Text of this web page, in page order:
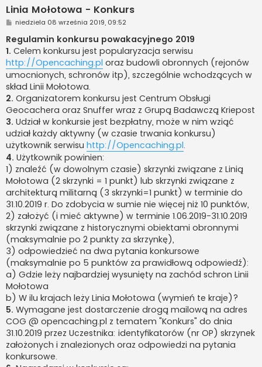
Linia Mołotowa - Konkurs
P
s
t
niedziela 08 września 2019, 09:52
Regulamin konkursu powakacyjnego 2019
1. Celem konkursu jest popularyzacja serwisu
http://Opencaching.pl oraz budowli obronnych (rejonów
umocnionych, schronów itp), szczególnie wchodzących w
skład Linii Mołotowa.
2. Organizatorem konkursu jest Centrum Obsługi
Geocachera oraz Snuffer wraz z Grupą Badawczą Kriepost
3. Udział w konkursie jest bezpłatny, może w nim wziąć
udział każdy aktywny (w czasie trwania konkursu)
użytkownik serwisu http://Opencaching.pl.
4. Użytkownik powinien:
1) znaleźć (w dowolnym czasie) skrzynki związane z Linią
Mołotowa (2 skrzynki = 1 punkt) lub skrzynki związane z
architekturą militarną (3 skrzynki=1 punkt) w terminie do
31.10.2019 r. Do zdobycia w sumie nie więcej niż 10 punktów,
2) założyć (i mieć aktywne) w terminie 1.06.2019-31.10.2019
skrzynki związane z historycznymi obiektami obronnymi
(maksymalnie po 2 punkty za skrzynkę),
3) odpowiedzieć na dwa pytania konkursowe
(maksymalnie po 5 punktów za prawidłową odpowiedź):
a) Gdzie leży najbardziej wysunięty na zachód schron Linii
Mołotowa
b) W ilu krajach leży Linia Mołotowa (wymień te kraje)?
5. Wymagane jest dostarczenie drogą mailową na adres
COG @ opencaching.pl z tematem "Konkurs" do dnia
31.10.2019 przez Uczestnika: identyfikatorów (nr OP) skrzynek
założonych i znalezionych oraz odpowiedzi na pytania
konkursowe.